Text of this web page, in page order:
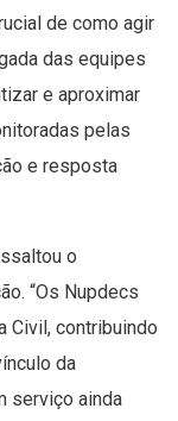
de como agir
das equipes
e aproximar
pelas
e resposta
o
“Os Nupdecs
Civil, contribuindo
da
serviço ainda